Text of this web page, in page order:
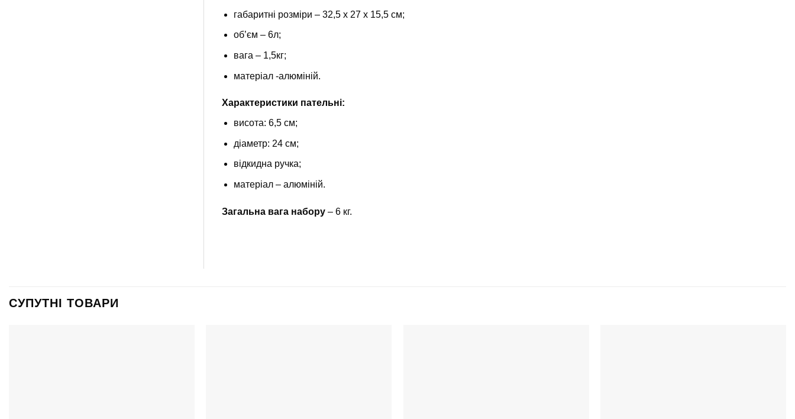
габаритні розміри – 32,5 х 27 х 15,5 см;
об’єм – 6л;
вага – 1,5кг;
матеріал -алюміній.
Характеристики пательні:
висота: 6,5 см;
діаметр: 24 см;
відкидна ручка;
матеріал – алюміній.
Загальна вага набору– 6 кг.
СУПУТНІ ТОВАРИ